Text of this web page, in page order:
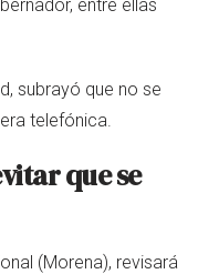
entre ellas
subrayó que no se
telefónica.
que se
(Morena), revisará